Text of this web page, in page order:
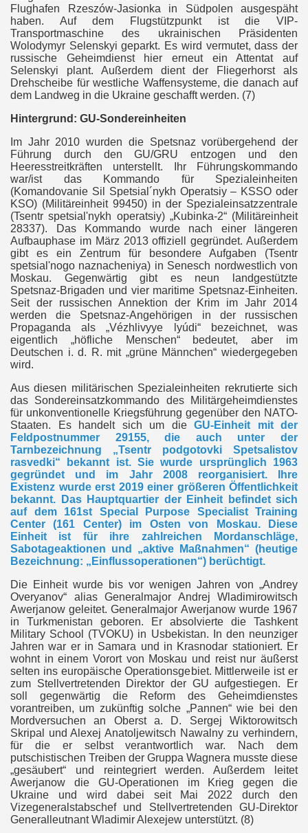
Flughafen Rzeszów-Jasionka in Südpolen ausgespäht
haben. Auf dem Flugstützpunkt ist die VIP-
Transportmaschine des ukrainischen Präsidenten
Wolodymyr Selenskyi geparkt. Es wird vermutet, dass der
russische Geheimdienst hier erneut ein Attentat auf
Selenskyi plant. Außerdem dient der Fliegerhorst als
Drehscheibe für westliche Waffensysteme, die danach auf
dem Landweg in die Ukraine geschafft werden. (7)
Hintergrund: GU-Sondereinheiten
Im Jahr 2010 wurden die Spetsnaz vorübergehend der
Führung durch den GU/GRU entzogen und den
Heeresstreitkräften unterstellt. Ihr Führungskommando
war/ist das Kommando für Spezialeinheiten
(Komandovanie Sil Spetsial´nykh Operatsiy – KSSO oder
KSO) (Militäreinheit 99450) in der Spezialeinsatzzentrale
(Tsentr spetsial'nykh operatsiy) „Kubinka-2“ (Militäreinheit
28337). Das Kommando wurde nach einer längeren
Aufbauphase im März 2013 offiziell gegründet. Außerdem
gibt es ein Zentrum für besondere Aufgaben (Tsentr
spetsial'nogo naznacheniya) in Senesch nordwestlich von
Moskau. Gegenwärtig gibt es neun landgestützte
Spetsnaz-Brigaden und vier maritime Spetsnaz-Einheiten.
Seit der russischen Annektion der Krim im Jahr 2014
werden die Spetsnaz-Angehörigen in der russischen
Propaganda als „Vézhlivyye lyúdi“ bezeichnet, was
eigentlich „höfliche Menschen“ bedeutet, aber im
Deutschen i. d. R. mit „grüne Männchen“ wiedergegeben
wird.
Aus diesen militärischen Spezialeinheiten rekrutierte sich
das Sondereinsatzkommando des Militärgeheimdienstes
für unkonventionelle Kriegsführung gegenüber den NATO-
Staaten. Es handelt sich um die GU-Einheit mit der
Feldpostnummer 29155, die auch unter der
Tarnbezeichnung „Tsentr podgotovki Spetsalistov
rasvedki“ bekannt ist. Sie wurde ursprünglich 1963
gegründet und im Jahr 2008 reorganisiert. Ihre
Existenz wurde erst 2019 einer größeren Öffentlichkeit
bekannt. Das Hauptquartier der Einheit befindet sich
auf dem 161st Special Purpose Specialist Training
Center (161 Center) im Osten von Moskau. Diese
Einheit ist für ihre zahlreichen Mordanschläge,
Sabotageaktionen und „aktive Maßnahmen“ (heutige
Bezeichnung: „Einflussoperationen“) berüchtigt.
Die Einheit wurde bis vor wenigen Jahren von „Andrey
Overyanov“ alias Generalmajor Andrej Wladimirowitsch
Awerjanow geleitet. Generalmajor Awerjanow wurde 1967
in Turkmenistan geboren. Er absolvierte die Tashkent
Military School (TVOKU) in Usbekistan. In den neunziger
Jahren war er in Samara und in Krasnodar stationiert. Er
wohnt in einem Vorort von Moskau und reist nur äußerst
selten ins europäische Operationsgebiet. Mittlerweile ist er
zum Stellvertretenden Direktor der GU aufgestiegen. Er
soll gegenwärtig die Reform des Geheimdienstes
vorantreiben, um zukünftig solche „Pannen“ wie bei den
Mordversuchen an Oberst a. D. Sergej Wiktorowitsch
Skripal und Alexej Anatoljewitsch Nawalny zu verhindern,
für die er selbst verantwortlich war. Nach dem
putschistischen Treiben der Gruppa Wagnera musste diese
„gesäubert“ und reintegriert werden. Außerdem leitet
Awerjanow die GU-Operationen im Krieg gegen die
Ukraine und wird dabei seit Mai 2022 durch den
Vizegeneralstabschef und Stellvertretenden GU-Direktor
Generalleutnant Wladimir Alexejew unterstützt. (8)
vor Finnland